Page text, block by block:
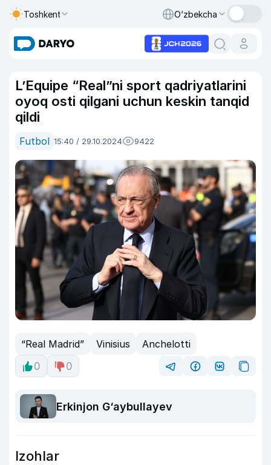
Toshkent O‘zbekcha
L’Equipe “Real”ni sport qadriyatlarini
oyoq osti qilgani uchun keskin tanqid
qildi
Futbol 15:40 / 29.10.2024 9422
“Real Madrid” Vinisius
Anchelotti
0
0
Erkinjon G‘aybullayev
Izohlar